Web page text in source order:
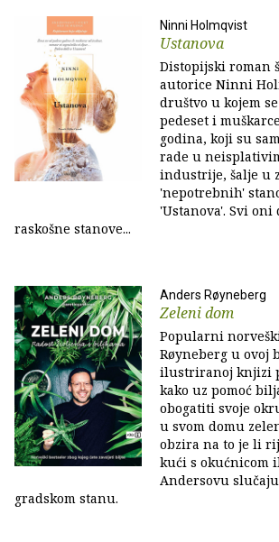
Ninni Holmqvist
Ustanova
Distopijski roman
autorice Ninni
društvo u kojem
pedeset i
godina, koji su
rade u
industrije, šalje u
'nepotrebnih'
'Ustanova'. Svi oni
raskošne stanove...
Anders Røyneberg
Zeleni dom
Popularni
Røyneberg u ovoj
ilustriranoj knjizi
kako uz pomoć
obogatiti svoje
u svom domu
obzira na to je li
kući s okućnicom
Andersovu
gradskom stanu.